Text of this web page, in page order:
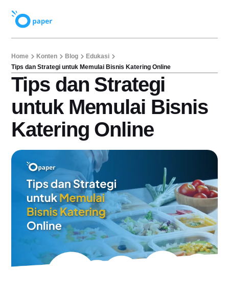
Home Konten Blog
Edukasi
Tips dan Strategi untuk Memulai Bisnis Katering Online
Tips dan Strategi
untuk Memulai Bisnis
Katering Online